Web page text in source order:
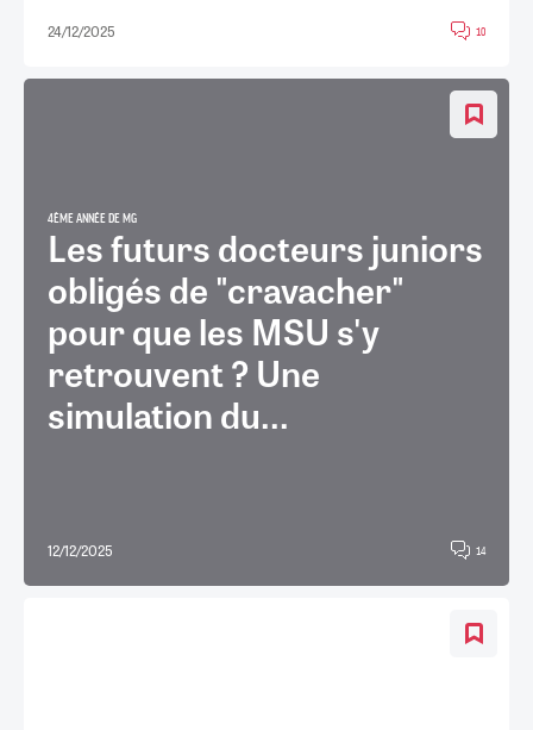
24/12/2025 10
4ÈME ANNÉE DE MG
Les futurs docteurs juniors
obligés de "cravacher"
pour que les MSU s'y
retrouvent ? Une
simulation du...
12/12/2025 14